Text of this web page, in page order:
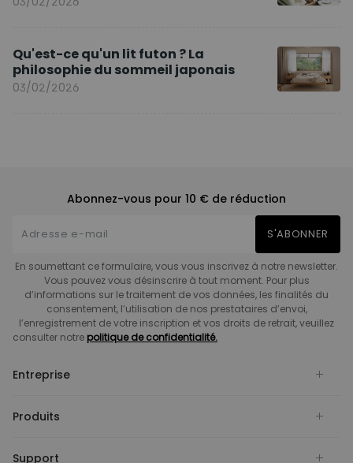
Qu'est-ce qu'un lit futon ? La
philosophie du sommeil japonais
03/02/2026
Abonnez-vous pour 10 € de réduction
S'ABONNER
En soumettant ce formulaire, vous vous inscrivez à notre newsletter.
Vous pouvez vous désinscrire à tout moment. Pour plus
d’informations sur le traitement de vos données, les finalités du
consentement, l’utilisation de nos prestataires d’envoi,
l’enregistrement de votre inscription et vos droits de retrait, veuillez
consulter notre politique de confidentialité.
Entreprise
Produits
Support